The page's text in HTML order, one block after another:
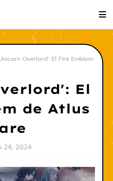
Overlord': El Fire Emblem
El
de Atlus
24, 2024